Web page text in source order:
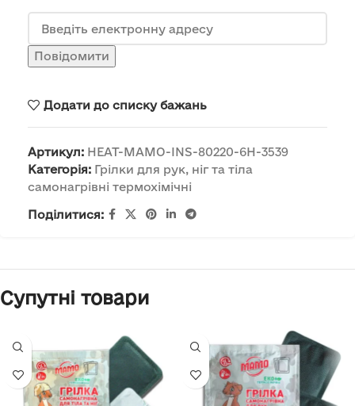
Повідомити
Додати до списку бажань
Артикул: HEAT-MAMO-INS-80220-6H-3539
Категорія: Грілки для рук, ніг та тіла
самонагрівні термохімічні
Поділитися:
Супутні товари